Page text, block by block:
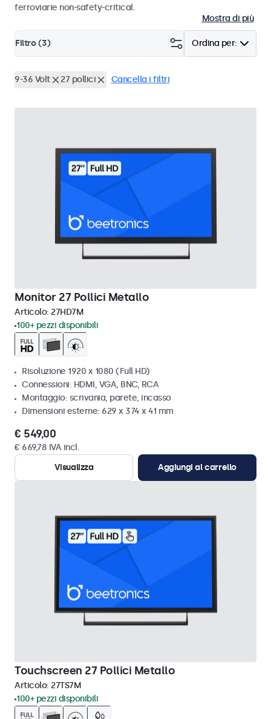
ferroviarie non-safety-critical.
Mostra di più
Ordina per:
Filtro (3)
9-36 Volt 27 pollici Cancella i filtri
Monitor 27 Pollici Metallo
Articolo: 27HD7M
100+ pezzi disponibili
Risoluzione 1920 x 1080 (Full HD)
Connessioni: HDMI, VGA, BNC, RCA
Montaggio: scrivania, parete, incasso
Dimensioni esterne: 629 x 374 x 41 mm
€ 549,00
€ 669,78 IVA incl.
Visualizza
Aggiungi al carrello
Touchscreen 27 Pollici Metallo
Articolo: 27TS7M
100+ pezzi disponibili